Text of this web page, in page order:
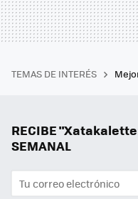
TEMAS DE INTERÉS
RECIBE
SEMANAL